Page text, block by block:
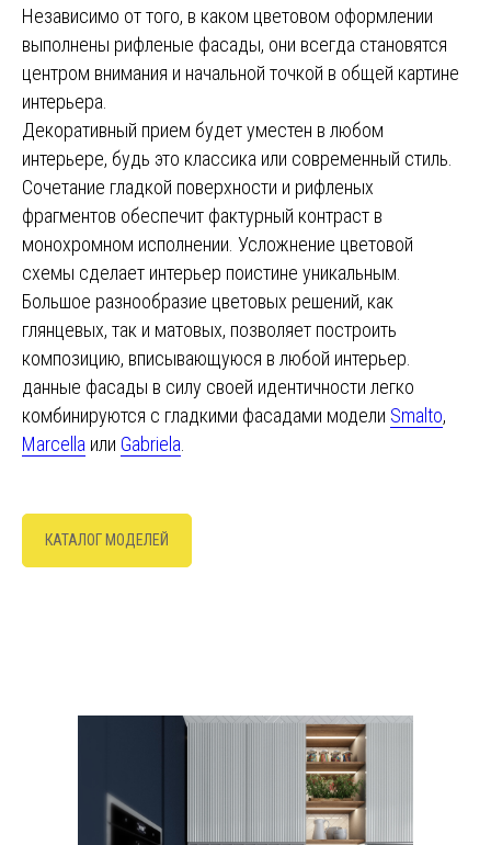
Независимо от того, в каком цветовом оформлении
выполнены рифленые фасады, они всегда становятся
центром внимания и начальной точкой в общей картине
интерьера.
Декоративный прием будет уместен в любом
интерьере, будь это классика или современный стиль.
Сочетание гладкой поверхности и рифленых
фрагментов обеспечит фактурный контраст в
монохромном исполнении. Усложнение цветовой
схемы сделает интерьер поистине уникальным.
Большое разнообразие цветовых решений, как
глянцевых, так и матовых, позволяет построить
композицию, вписывающуюся в любой интерьер.
данные фасады в силу своей идентичности легко
комбинируются с гладкими фасадами модели Smalto,
Marcella или Gabriela
КАТАЛОГ МОДЕЛЕЙ